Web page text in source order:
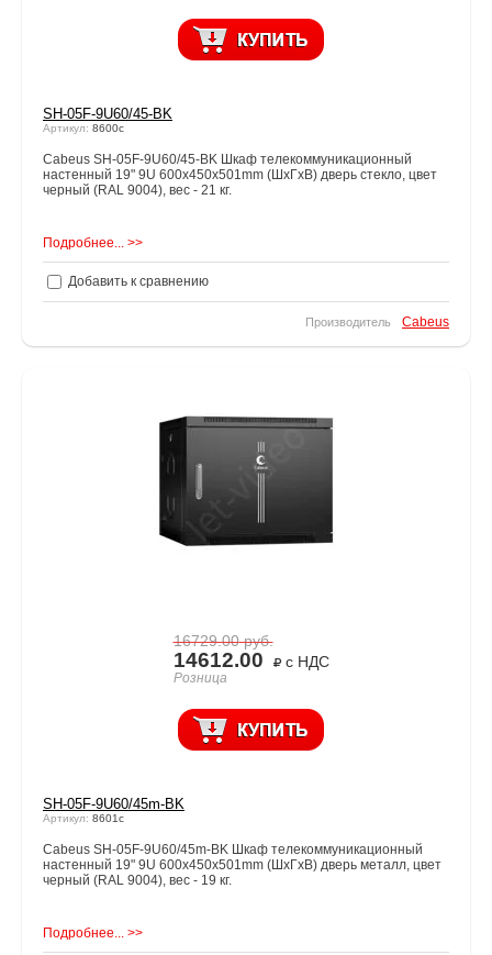
SH-05F-9U60/45-BK
Артикул: 8600c
Cabeus SH-05F-9U60/45-BK Шкаф телекоммуникационный
настенный 19" 9U 600x450x501mm (ШхГхВ) дверь стекло, цвет
черный (RAL 9004), вес - 21 кг.
Подробнее... >>
Добавить к сравнению
Производитель Cabeus
16729.00руб.
14612.00 с НДС
Розница
SH-05F-9U60/45m-BK
Артикул: 8601c
Cabeus SH-05F-9U60/45m-BK Шкаф телекоммуникационный
настенный 19" 9U 600x450x501mm (ШхГхВ) дверь металл, цвет
черный (RAL 9004), вес - 19 кг.
Подробнее... >>